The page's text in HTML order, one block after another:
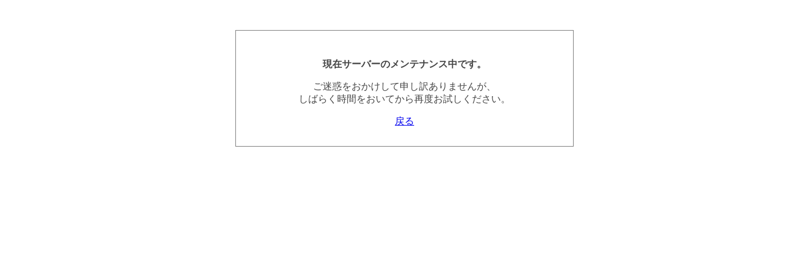
現在サーバーのメンテナンス中です。
ご迷惑をおかけして申し訳ありませんが、
しばらく時間をおいてから再度お試しください。
戻る